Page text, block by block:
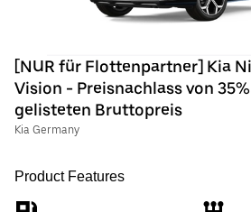
[NUR für Flottenpartner] Kia
Vision - Preisnachlass von
gelisteten Bruttopreis
Kia Germany
Product Features